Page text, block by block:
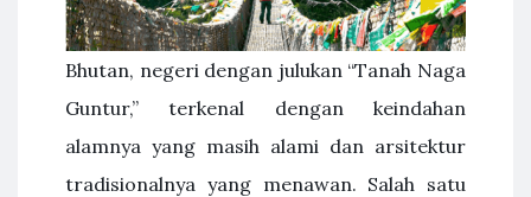
Bhutan, negeri dengan julukan “Tanah Naga
Guntur,” terkenal dengan keindahan
alamnya yang masih alami dan arsitektur
tradisionalnya yang menawan. Salah satu